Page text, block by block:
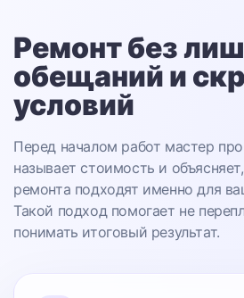
Ремонт без
обещаний и
условий
Перед началом работ мастер
называет стоимость и
ремонта подходят именно для
Такой подход помогает не
понимать итоговый результат.